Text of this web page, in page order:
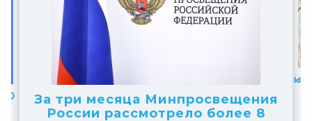
8 10
Новосибирские школьники
победители
конкурса «Большаяполучение
НТО»
Slide
10
Официальный комментарий
Минпросвещения России